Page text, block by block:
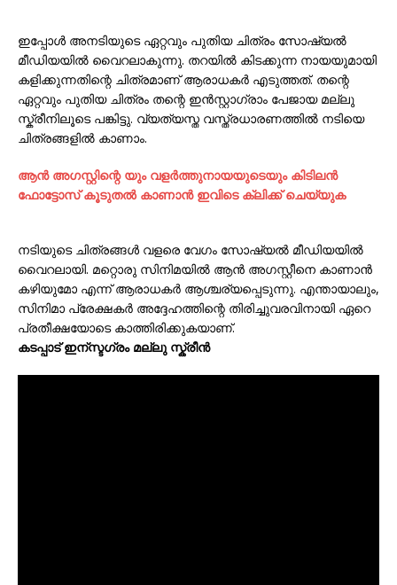
ഇപ്പോൾ അനടിയുടെ ഏറ്റവും പുതിയ ചിത്രം സോഷ്യൽ
മീഡിയയിൽ വൈറലാകുന്നു. തറയിൽ കിടക്കുന്ന നായയുമായി
കളിക്കുന്നതിന്റെ ചിത്രമാണ് ആരാധകർ എടുത്തത്. തന്റെ
ഏറ്റവും പുതിയ ചിത്രം തന്റെ ഇൻസ്റ്റാഗ്രാം പേജായ മല്ലു
സ്ക്രീനിലൂടെ പങ്കിട്ടു. വ്യത്യസ്ത വസ്ത്രധാരണത്തിൽ നടിയെ
ചിത്രങ്ങളിൽ കാണാം.
ആന്‍ അഗസ്റ്റിന്റെ യും വളര്‍ത്തുനായയുടെയും കിടിലന്‍
ഫോട്ടോസ് കൂടുതല്‍ കാണാന്‍ ഇവിടെ ക്ലിക്ക് ചെയ്യുക
നടിയുടെ ചിത്രങ്ങൾ വളരെ വേഗം സോഷ്യൽ മീഡിയയിൽ
വൈറലായി. മറ്റൊരു സിനിമയിൽ ആൻ അഗസ്റ്റീനെ കാണാൻ
കഴിയുമോ എന്ന് ആരാധകർ ആശ്ചര്യപ്പെടുന്നു. എന്തായാലും,
സിനിമാ പ്രേക്ഷകർ അദ്ദേഹത്തിന്റെ തിരിച്ചുവരവിനായി ഏറെ
പ്രതീക്ഷയോടെ കാത്തിരിക്കുകയാണ്.
കടപ്പാട് ഇന്സ്ടഗ്രം മല്ലു സ്ക്രീന്‍